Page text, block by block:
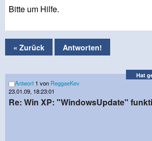
Bitte um Hilfe.
« Zurück Antworten!
Hat
Antwort 1 von ReggaeKev
23.01.09, 18:23:01
Re: Win XP: "WindowsUpdate"